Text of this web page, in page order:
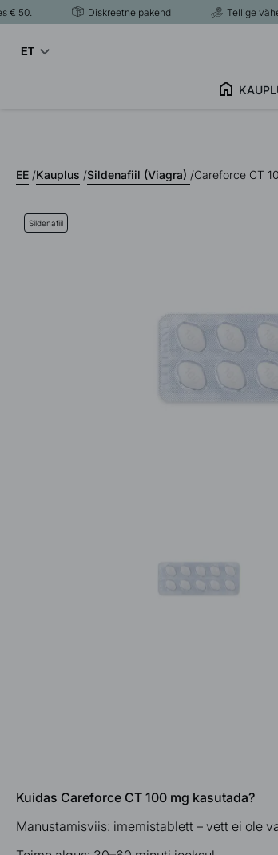
Diskreetne pakend Tellige
ET
EE /Kauplus /Sildenafiil (Viagra) /Careforce CT
Sildenafiil
Kuidas Careforce CT 100 mg kasutada?
Manustamisviis: imemistablett – vett ei ole